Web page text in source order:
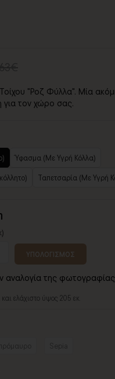
"Ροζ Φύλλα". Μία
για τον χώρο σας.
Ύφασμα (Με Υγρή Κόλλα)
Ταπετσαρία (Με Υγρή
ΥΠΟΛΟΓΙΣΜΟΣ
αναλογία της φωτογραφίας
ελάχιστο ύψος 205 εκ.